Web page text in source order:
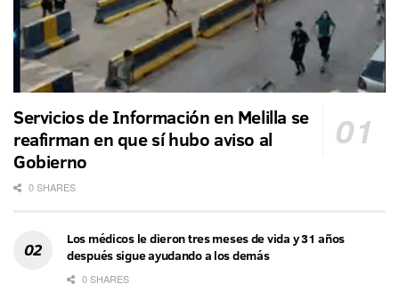
Servicios de Información en Melilla se
reafirman en que sí hubo aviso al
Gobierno
0 SHARES
Los médicos le dieron tres meses de vida y 31 años
después sigue ayudando a los demás
0 SHARES